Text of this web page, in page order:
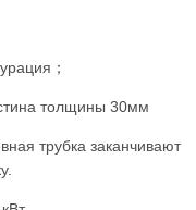
；
толщины 30мм
трубка заканчивают